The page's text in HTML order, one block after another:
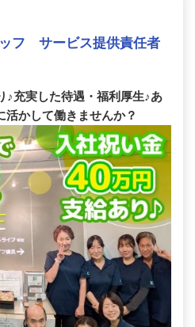
フ サービス提供責任者
♪充実した待遇・福利厚生♪あ
かして働きませんか？